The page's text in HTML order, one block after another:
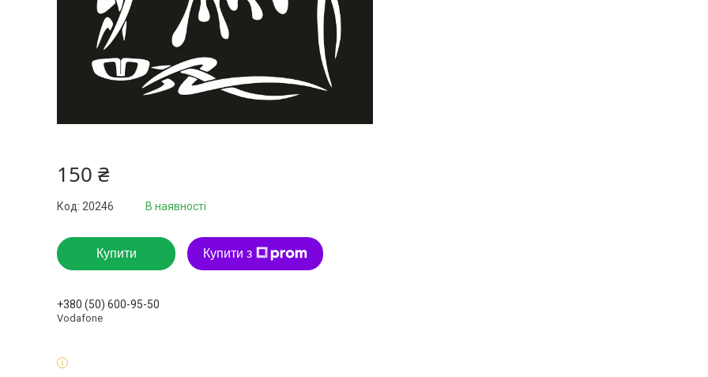
150 ₴
В наявності
Код: 20246
Купити Купити з
+380 (50) 600-95-50
Vodafone